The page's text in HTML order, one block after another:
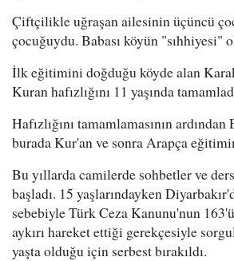
Çiftçilikle uğraşan ailesinin üçüncü
çocuğuydu. Babası köyün "sıhhiyesi"
İlk eğitimini doğduğu köyde alan
Kuran hafızlığını 11 yaşında
Hafızlığını tamamlamasının
burada Kur'an ve sonra Arapça
Bu yıllarda camilerde sohbetler ve
başladı. 15 yaşlarındayken
sebebiyle Türk Ceza Kanunu'nun
aykırı hareket ettiği gerekçesiyle
yaşta olduğu için serbest bırakıldı.